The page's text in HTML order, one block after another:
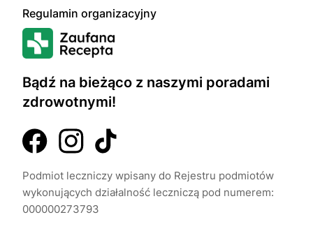
Bądź na bieżąco z naszymi poradami
zdrowotnymi!
Podmiot leczniczy wpisany do Rejestru podmiotów
wykonujących działalność leczniczą pod numerem:
000000273793
Regulamin organizacyjny